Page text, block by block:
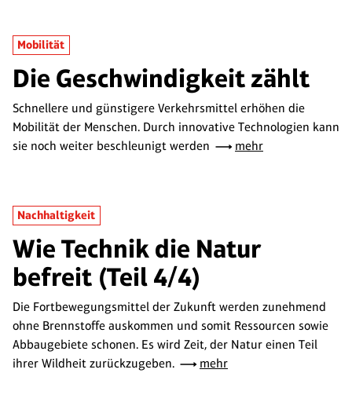
Mobilität
Die Geschwindigkeit zählt
Schnellere und günstigere Verkehrsmittel erhöhen die
Mobilität der Menschen. Durch innovative Technologien kann
sie noch weiter beschleunigt werden
mehr
Nachhaltigkeit
Wie Technik die Natur
befreit (Teil 4/4)
Die Fortbewegungsmittel der Zukunft werden zunehmend
ohne Brennstoffe auskommen und somit Ressourcen sowie
Abbaugebiete schonen. Es wird Zeit, der Natur einen Teil
ihrer Wildheit zurückzugeben.
mehr